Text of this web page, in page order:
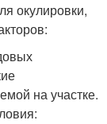
окулировки,
на участке.